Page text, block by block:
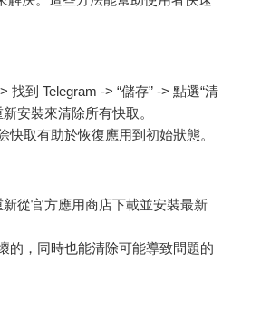
找到 Telegram -> “儲存” -> 點選“清
安裝來清除所有快取。
快取有助於恢復應用到初始狀態。
新從官方應用商店下載並安裝最新
的，同時也能清除可能導致問題的